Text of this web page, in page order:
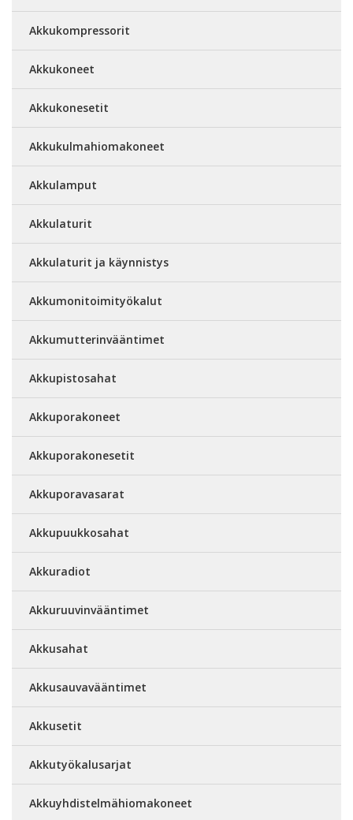
Akkukompressorit
Akkukoneet
Akkukonesetit
Akkukulmahiomakoneet
Akkulamput
Akkulaturit
Akkulaturit ja käynnistys
Akkumonitoimityökalut
Akkumutterinvääntimet
Akkupistosahat
Akkuporakoneet
Akkuporakonesetit
Akkuporavasarat
Akkupuukkosahat
Akkuradiot
Akkuruuvinvääntimet
Akkusahat
Akkusauvavääntimet
Akkusetit
Akkutyökalusarjat
Akkuyhdistelmähiomakoneet